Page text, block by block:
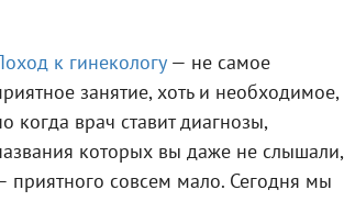
Поход к гинекологу— не самое
занятие, хоть и необходимое,
когда врач ставит диагнозы,
которых вы даже не слышали,
приятного совсем мало. Сегодня мы